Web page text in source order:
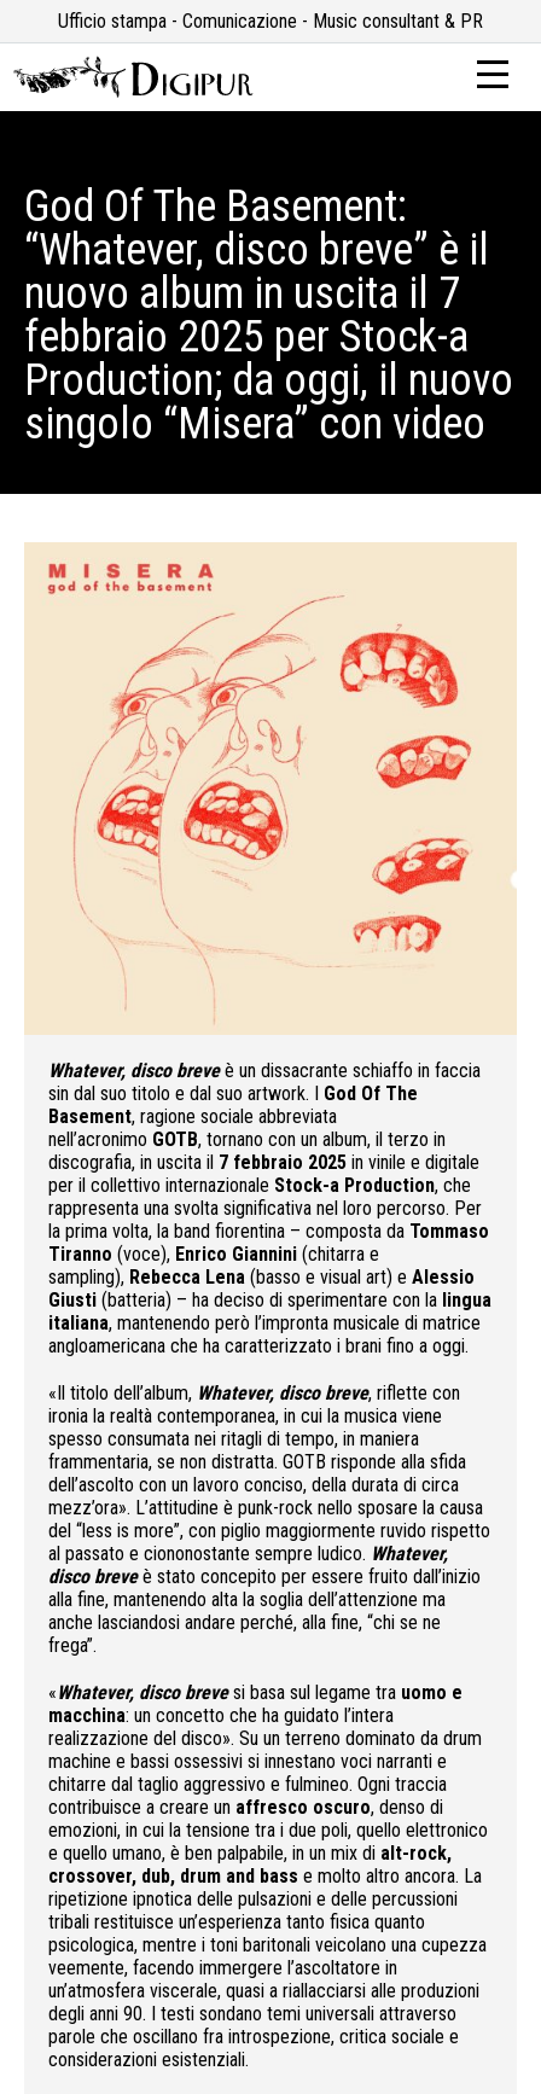
Ufficio stampa - Comunicazione - Music consultant & PR
God Of The Basement:
“Whatever, disco breve” è il
nuovo album in uscita il 7
febbraio 2025 per Stock-a
Production; da oggi, il nuovo
singolo “Misera” con video
Whatever, disco breveè un dissacrante schiaffo in faccia
sin dal suo titolo e dal suo artwork. I God Of The
Basement, ragione sociale abbreviata
nell’acronimo GOTB, tornano con un album, il terzo in
discografia, in uscita il 7 febbraio 2025 in vinile e digitale
per il collettivo internazionale Stock-a Production, che
rappresenta una svolta significativa nel loro percorso. Per
la prima volta, la band fiorentina – composta da Tommaso
Tiranno (voce), Enrico Giannini (chitarra e
sampling), Rebecca Lena (basso e visual art) e Alessio
Giusti (batteria) – ha deciso di sperimentare con la lingua
italiana, mantenendo però l’impronta musicale di matrice
angloamericana che ha caratterizzato i brani fino a oggi.
«Il titolo dell’album, Whatever, disco breve, riflette con
ironia la realtà contemporanea, in cui la musica viene
spesso consumata nei ritagli di tempo, in maniera
frammentaria, se non distratta. GOTB risponde alla sfida
dell’ascolto con un lavoro conciso, della durata di circa
mezz’ora». L’attitudine è punk-rock nello sposare la causa
del “less is more”, con piglio maggiormente ruvido rispetto
al passato e ciononostante sempre ludico. Whatever,
disco breveè stato concepito per essere fruito dall’inizio
alla fine, mantenendo alta la soglia dell’attenzione ma
anche lasciandosi andare perché, alla fine, “chi se ne
frega”.
«Whatever, disco brevesi basa sul legame tra uomo e
macchina: un concetto che ha guidato l’intera
realizzazione del disco». Su un terreno dominato da drum
machine e bassi ossessivi si innestano voci narranti e
chitarre dal taglio aggressivo e fulmineo. Ogni traccia
contribuisce a creare un affresco oscuro, denso di
emozioni, in cui la tensione tra i due poli, quello elettronico
e quello umano, è ben palpabile, in un mix di alt-rock,
crossover, dub, drum and bass e molto altro ancora. La
ripetizione ipnotica delle pulsazioni e delle percussioni
tribali restituisce un’esperienza tanto fisica quanto
psicologica, mentre i toni baritonali veicolano una cupezza
veemente, facendo immergere l’ascoltatore in
un’atmosfera viscerale, quasi a riallacciarsi alle produzioni
degli anni 90. I testi sondano temi universali attraverso
parole che oscillano fra introspezione, critica sociale e
considerazioni esistenziali.